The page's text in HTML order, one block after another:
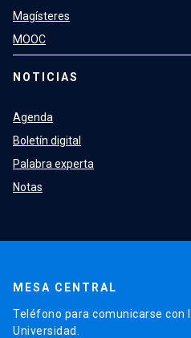
Magísteres
MOOC
NOTICIAS
Agenda
Boletín digital
Palabra experta
Notas
MESA CENTRAL
Teléfono para comunicarse con
Universidad.